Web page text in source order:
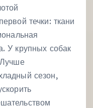
течки: ткани
У крупных собак
сезон,